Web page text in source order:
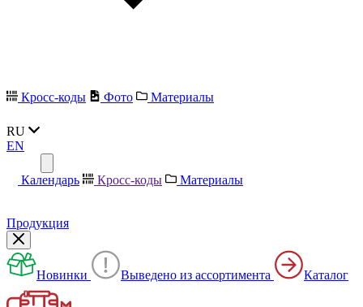
Кросс-коды Фото Материалы
RU
EN
Календарь Кросс-коды Материалы
Продукция
Новинки Выведено из ассортимента Каталог